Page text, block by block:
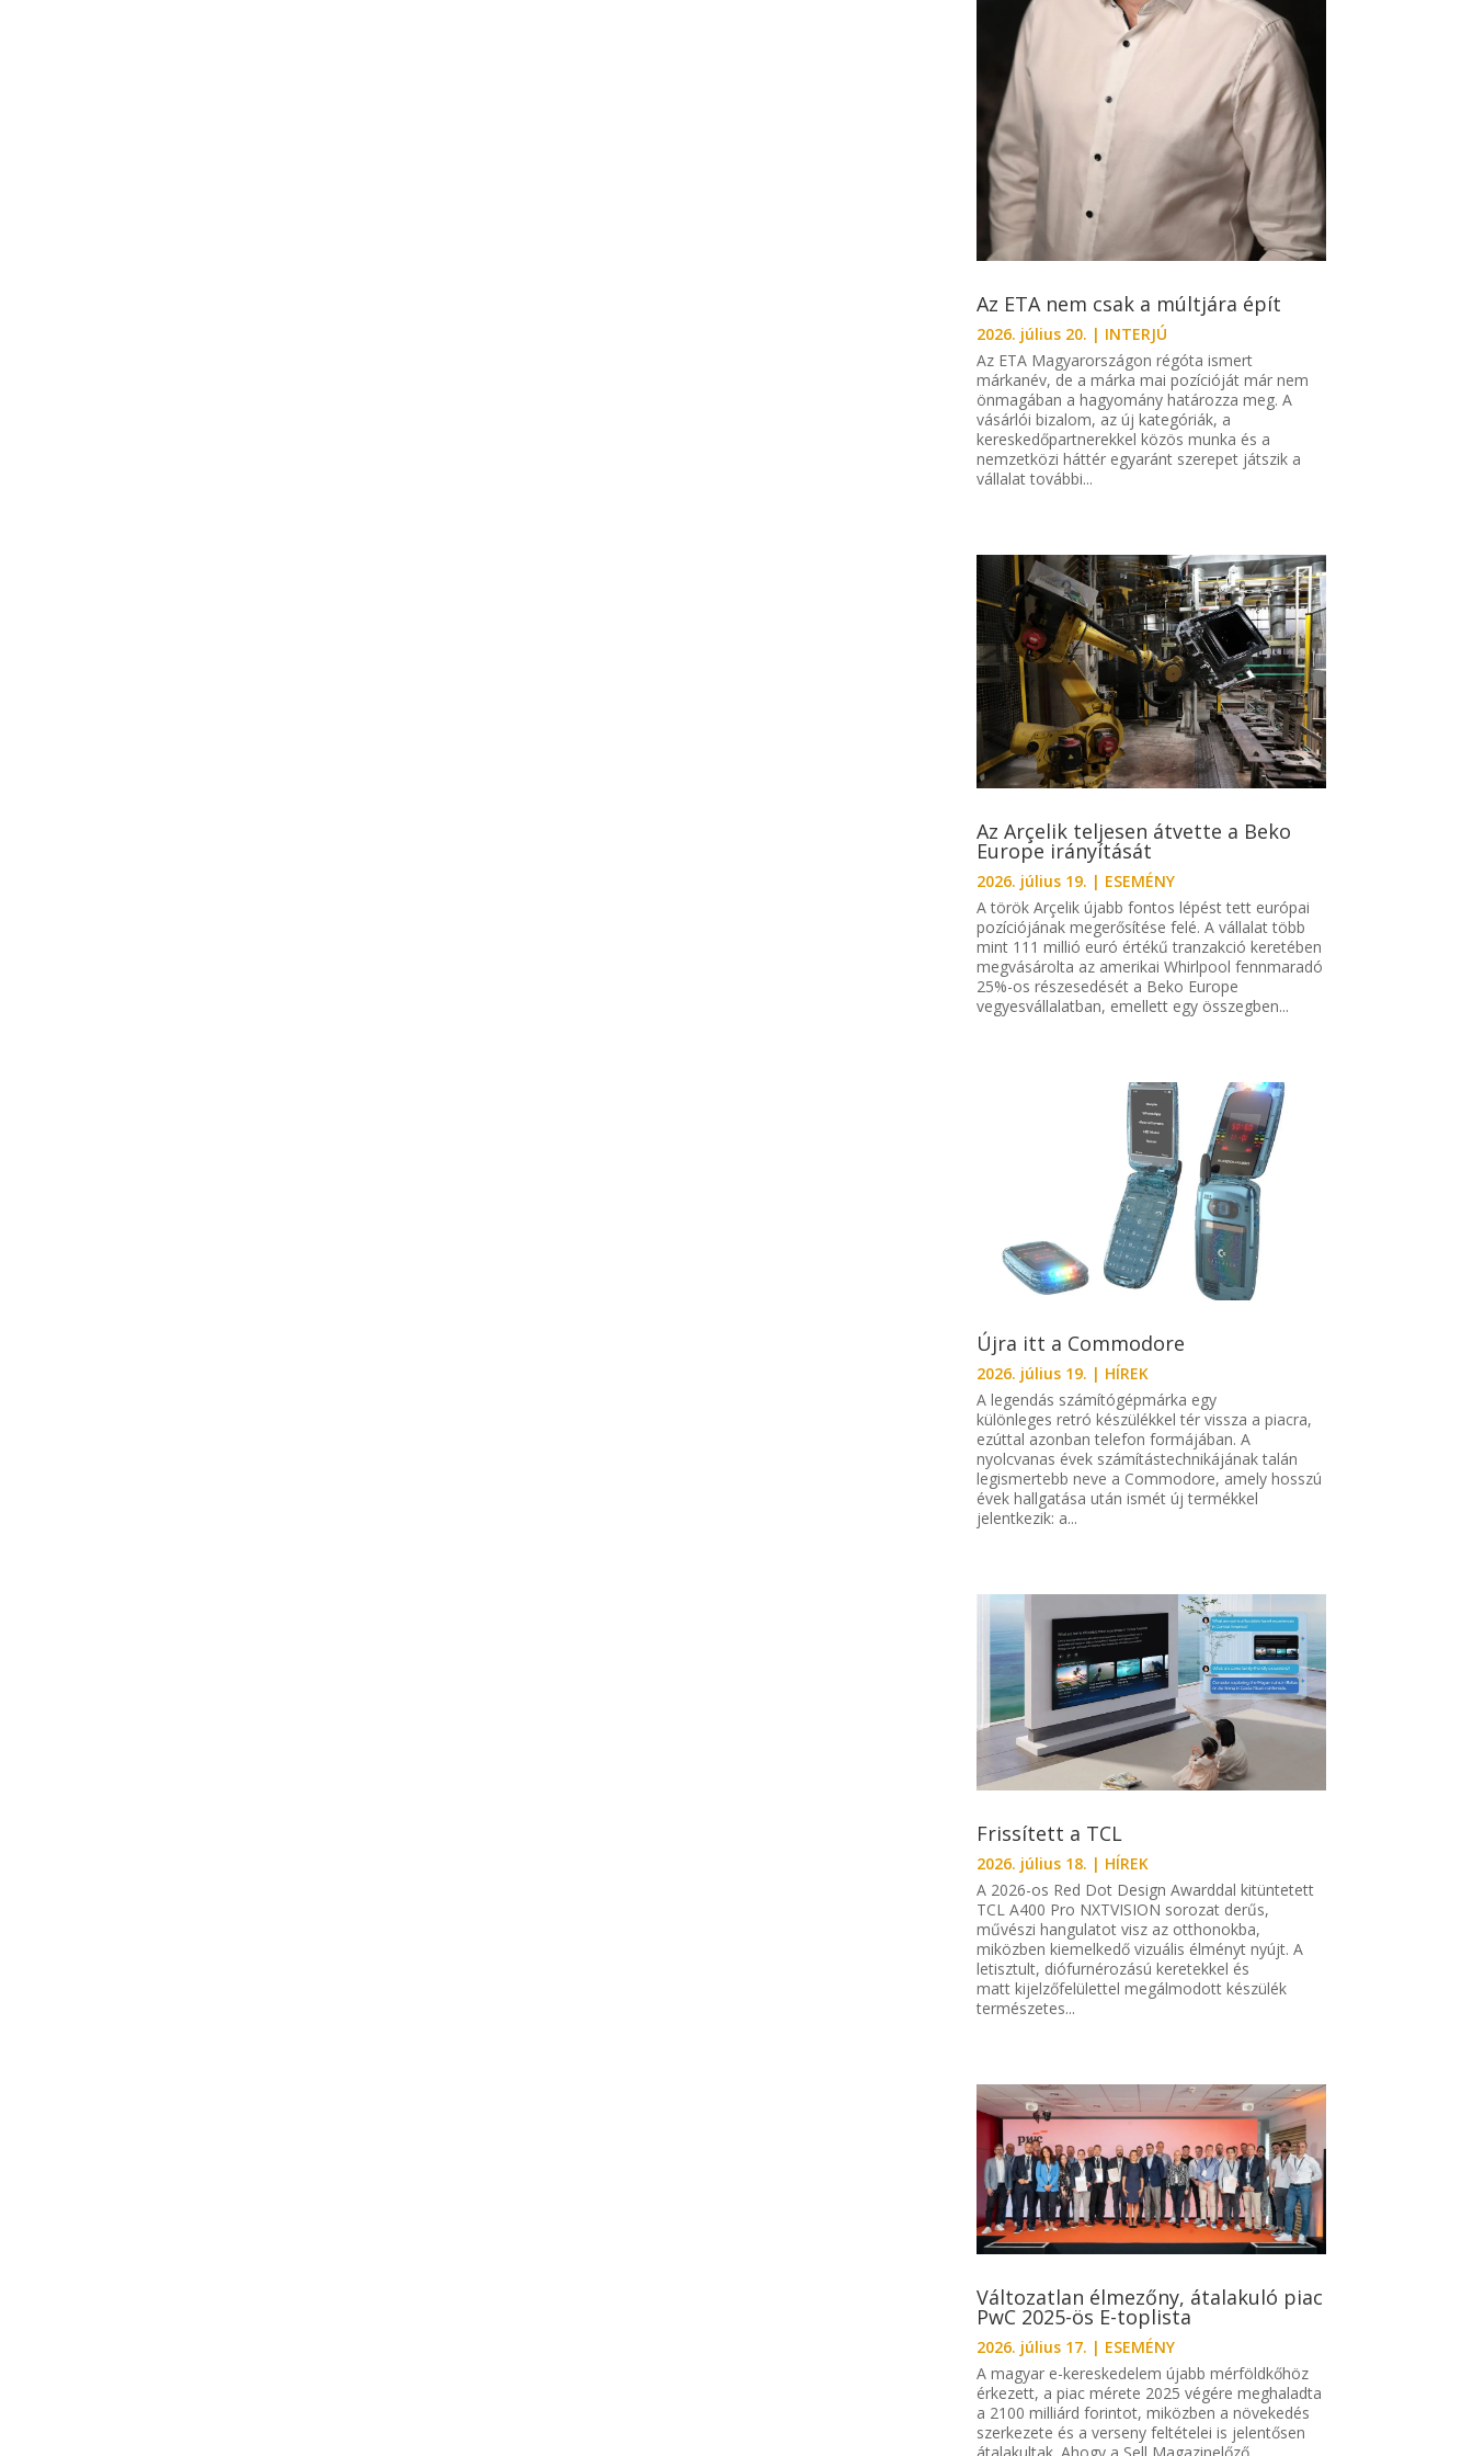
Az ETA nem csak a múltjára épít
2026. július 20. | INTERJÚ
Az ETA Magyarországon régóta ismert
márkanév, de a márka mai pozícióját már nem
önmagában a hagyomány határozza meg. A
vásárlói bizalom, az új kategóriák, a
kereskedőpartnerekkel közös munka és a
nemzetközi háttér egyaránt szerepet játszik a
vállalat további...
Az Arçelik teljesen átvette a Beko
Europe irányítását
2026. július 19. | ESEMÉNY
A török Arçelik újabb fontos lépést tett európai
pozíciójának megerősítése felé. A vállalat több
mint 111 millió euró értékű tranzakció keretében
megvásárolta az amerikai Whirlpool fennmaradó
25%-os részesedését a Beko Europe
vegyesvállalatban, emellett egy összegben...
Újra itt a Commodore
2026. július 19. | HÍREK
A legendás számítógépmárka egy
különleges retró készülékkel tér vissza a piacra,
ezúttal azonban telefon formájában. A
nyolcvanas évek számítástechnikájának talán
legismertebb neve a Commodore, amely hosszú
évek hallgatása után ismét új termékkel
jelentkezik: a...
Frissített a TCL
2026. július 18. | HÍREK
A 2026-os Red Dot Design Awarddal kitüntetett
TCL A400 Pro NXTVISION sorozat derűs,
művészi hangulatot visz az otthonokba,
miközben kiemelkedő vizuális élményt nyújt. A
letisztult, diófurnérozású keretekkel és
matt kijelzőfelülettel megálmodott készülék
természetes...
Változatlan élmezőny, átalakuló piac
PwC 2025-ös E-toplista
2026. július 17. | ESEMÉNY
A magyar e-kereskedelem újabb mérföldkőhöz
érkezett, a piac mérete 2025 végére meghaladta
a 2100 milliárd forintot, miközben a növekedés
szerkezete és a verseny feltételei is jelentősen
átalakultak. Ahogy a Sell Magazinelőző